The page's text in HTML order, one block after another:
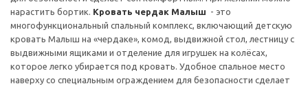
нарастить бортик. Кровать чердак Малыш - это
многофункциональный спальный комплекс, включающий детскую
кровать Малыш на «чердаке», комод, выдвижной стол, лестницу с
выдвижными ящиками и отделение для игрушек на колёсах,
которое легко убирается под кровать. Удобное спальное место
наверху со специальным ограждением для безопасности сделает